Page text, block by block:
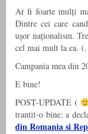
Ar fi foarte mulți
Dintre cei care
ușor naționalism.
cel mai mult la ea.
Campania mea din
E bine!
POST-UPDATE (
trantit-o bine: a
din Romania si